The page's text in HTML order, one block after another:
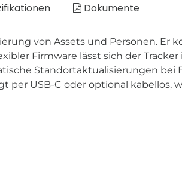
Dokumente
von Assets und Personen. Er
Firmware lässt sich der
Standortaktualisierungen bei
USB-C oder optional kabellos,